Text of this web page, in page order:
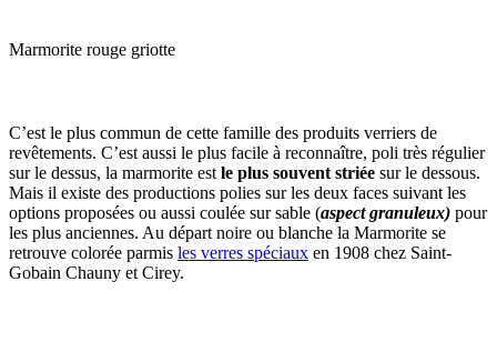
Marmorite rouge griotte
C’est le plus commun de cette famille des produits verriers de
revêtements. C’est aussi le plus facile à reconnaître, poli très régulier
sur le dessus, la marmorite est le plus souvent striée sur le dessous.
Mais il existe des productions polies sur les deux faces suivant les
options proposées ou aussi coulée sur sable (aspect granuleux) pour
les plus anciennes. Au départ noire ou blanche la Marmorite se
retrouve colorée parmis les verres spéciaux en 1908 chez Saint-
Gobain Chauny et Cirey.